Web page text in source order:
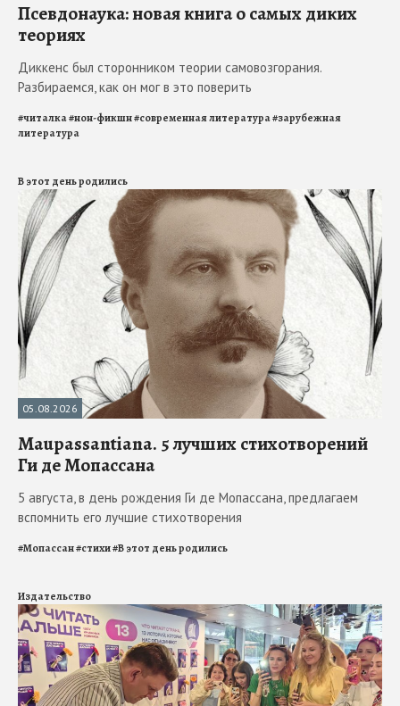
Псевдонаука: новая книга о самых диких
теориях
Диккенс был сторонником теории самовозгорания.
Разбираемся, как он мог в это поверить
#читалка#нон-фикшн#современная литература#зарубежная
литература
В этот день родились
05.08.2026
Maupassantiana. 5 лучших стихотворений
Ги де Мопассана
5 августа, в день рождения Ги де Мопассана, предлагаем
вспомнить его лучшие стихотворения
#Мопассан#стихи#В этот день родились
Издательство